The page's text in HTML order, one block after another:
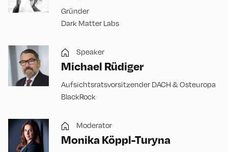
Gründer
Dark Matter Labs
Speaker
Michael Rüdiger
Aufsichtsratsvorsitzender DACH & Osteuropa
BlackRock
Moderator
Monika Köppl-Turyna